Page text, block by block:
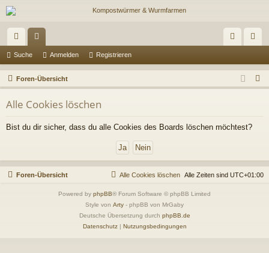
ch
ne
llz
ug
riff
en m
el
n
ist
rie
Suche Anmelden Registrieren
Foren-Übersicht
u
Alle Cookies löschen
Bist du dir sicher, dass du alle Cookies des Boards löschen möchtest?
Foren-Übersicht Alle Zeiten sind UTC+01:00
Alle Cookies löschen
Powered by phpBB® Forum Software © phpBB Limited
Style von Arty - phpBB von MrGaby
Deutsche Übersetzung durch phpBB.de
Datenschutz| Nutzungsbedingungen